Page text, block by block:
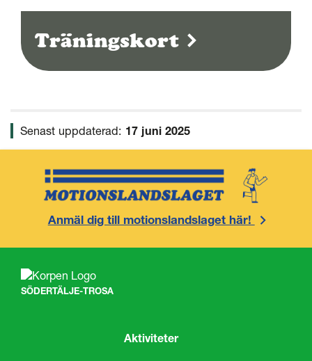
Träningskort
Senast uppdaterad: 17 juni 2025
Anmäl dig till motionslandslaget här!
SÖDERTÄLJE-TROSA
Aktiviteter